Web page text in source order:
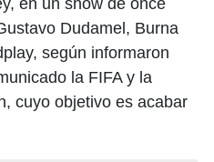
en un show de once
Dudamel, Burna
según informaron
la FIFA y la
cuyo objetivo es acabar